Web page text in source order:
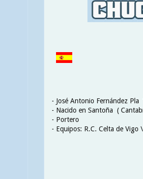
- José Antonio Fernández
- Nacido en Santoña (
- Portero
- Equipos: R.C. Celta de Vigo